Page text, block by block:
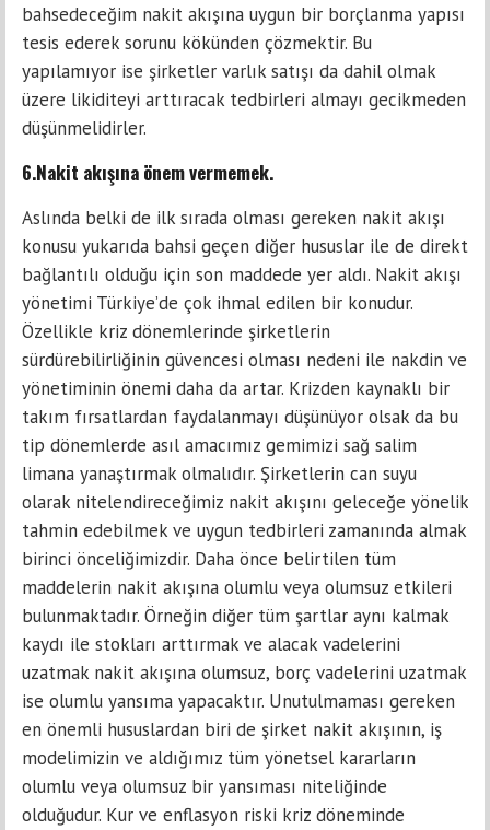
bahsedeceğim nakit akışına uygun bir borçlanma yapısı
tesis ederek sorunu kökünden çözmektir. Bu
yapılamıyor ise şirketler varlık satışı da dahil olmak
üzere likiditeyi arttıracak tedbirleri almayı gecikmeden
düşünmelidirler.
6.Nakit akışına önem vermemek.
Aslında belki de ilk sırada olması gereken nakit akışı
konusu yukarıda bahsi geçen diğer hususlar ile de direkt
bağlantılı olduğu için son maddede yer aldı. Nakit akışı
yönetimi Türkiye’de çok ihmal edilen bir konudur.
Özellikle kriz dönemlerinde şirketlerin
sürdürebilirliğinin güvencesi olması nedeni ile nakdin ve
yönetiminin önemi daha da artar. Krizden kaynaklı bir
takım fırsatlardan faydalanmayı düşünüyor olsak da bu
tip dönemlerde asıl amacımız gemimizi sağ salim
limana yanaştırmak olmalıdır. Şirketlerin can suyu
olarak nitelendireceğimiz nakit akışını geleceğe yönelik
tahmin edebilmek ve uygun tedbirleri zamanında almak
birinci önceliğimizdir. Daha önce belirtilen tüm
maddelerin nakit akışına olumlu veya olumsuz etkileri
bulunmaktadır. Örneğin diğer tüm şartlar aynı kalmak
kaydı ile stokları arttırmak ve alacak vadelerini
uzatmak nakit akışına olumsuz, borç vadelerini uzatmak
ise olumlu yansıma yapacaktır. Unutulmaması gereken
en önemli hususlardan biri de şirket nakit akışının, iş
modelimizin ve aldığımız tüm yönetsel kararların
olumlu veya olumsuz bir yansıması niteliğinde
olduğudur. Kur ve enflasyon riski kriz döneminde